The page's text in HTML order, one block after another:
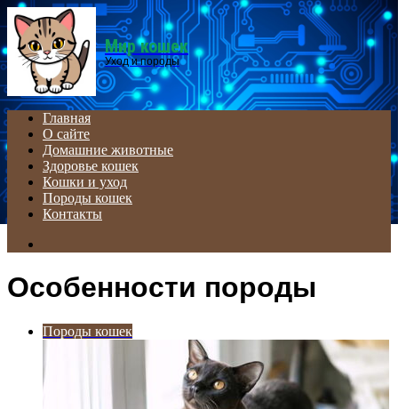
Menu
Мир кошек
Уход и породы
Главная
О сайте
Домашние животные
Здоровье кошек
Кошки и уход
Породы кошек
Контакты
Особенности породы
Породы кошек